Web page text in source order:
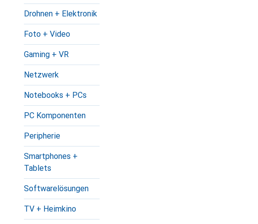
Drohnen + Elektronik
Foto + Video
Gaming + VR
Netzwerk
Notebooks + PCs
PC Komponenten
Peripherie
Smartphones +
Tablets
Softwarelösungen
TV + Heimkino